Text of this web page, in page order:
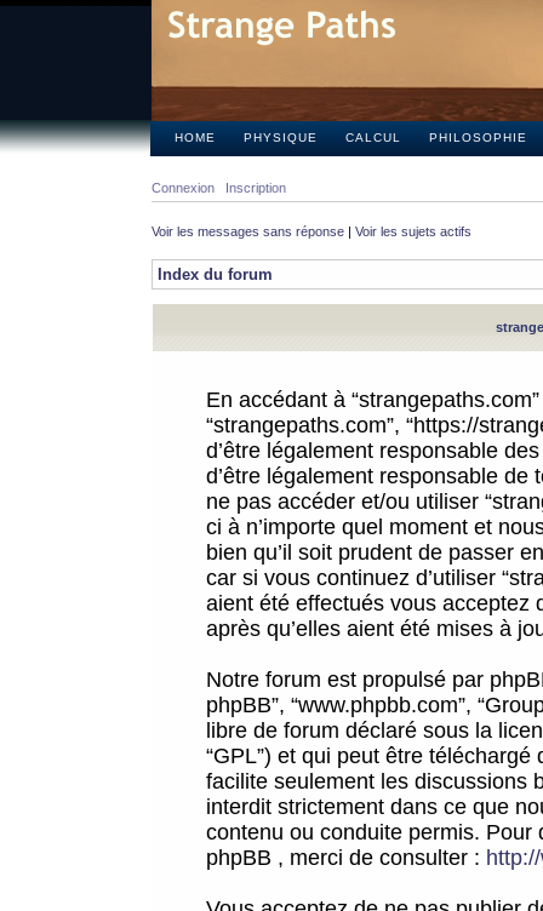
HOME PHYSIQUE CALCUL PHILOSOPHIE
Connexion Inscription
Voir les messages sans réponse | Voir les sujets actifs
Index du forum
En accédant à
“strangepaths.com”, “https://
d’être légalement responsable
d’être légalement responsable
ne pas accéder et/ou utiliser
ci à n’importe quel moment et
bien qu’il soit prudent de passer
car si vous continuez d’utiliser
aient été effectués vous acceptez
après qu’elles aient été mises à
Notre forum est propulsé par
phpBB”, “www.phpbb.com”,
libre de forum déclaré sous la
“GPL”) et qui peut être téléchargé
facilite seulement les discussions
interdit strictement dans ce que
contenu ou conduite permis.
phpBB , merci de consulter :